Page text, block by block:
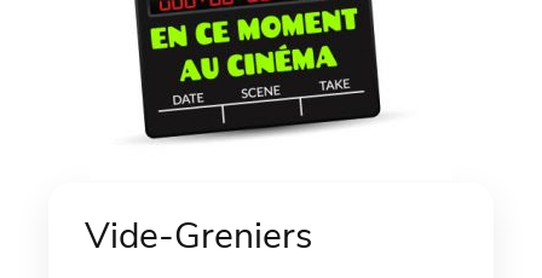
Vide-Greniers